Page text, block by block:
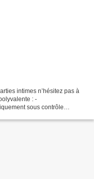
intimes n’hésitez pas à
: -
sous contrôle